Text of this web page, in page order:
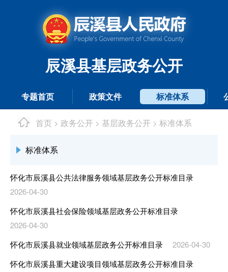
辰溪县基层政务公开
专题首页 政策文件 标准体系
首页 > 政务公开 > 基层政务公开 > 标准体系
标准体系
怀化市辰溪县公共法律服务领域基层政务公开标准目录
2026-04-30
怀化市辰溪县社会保险领域基层政务公开标准目录
2026-04-30
怀化市辰溪县就业领域基层政务公开标准目录
2026-04-30
怀化市辰溪县重大建设项目领域基层政务公开标准目录